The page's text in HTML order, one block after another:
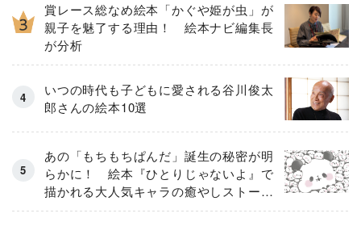
賞レース総なめ絵本「かぐや姫が虫」が
親子を魅了する理由！ 絵本ナビ編集長
が分析
いつの時代も子どもに愛される谷川俊太
郎さんの絵本10選
あの「もちもちぱんだ」誕生の秘密が明
らかに！ 絵本『ひとりじゃないよ』で
描かれる大人気キャラの癒やしストーリ
ー